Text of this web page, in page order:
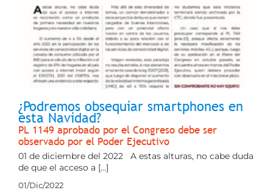
¿Podremos obsequiar smartphones en
esta Navidad?
PL 1149 aprobado por el Congreso debe ser
observado por el Poder Ejecutivo
01 de diciembre del 2022 A estas alturas, no cabe duda
de que el acceso a [...]
01/Dic/2022